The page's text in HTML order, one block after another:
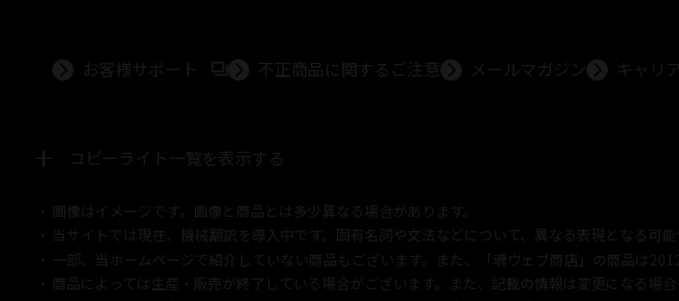
お客様サポート 外部サイトへ（新しいタブで開きます）
不正商品に関するご注意 メールマガジン キャリ
コピーライト一覧を表示する
©ダイナミック企画 ©石森プロ・東映 ©創通・サンライズ © 東映 © 東映アニメーション
©ダイナミック企画・東映アニメーション ©創通・サンライズ・MBS © DANCOUGA Partner ©カラー
©バード・スタジオ/集英社・東映アニメーション © YAMASA ©車田正美/集英社・東映アニメーション
© 1988 マッシュルーム/アキラ製作委員会
© BANDAI 2002 © DAITOGIKEN,INC.© NET© オリンピ
画像はイメージです。画像と商品とは多少異なる場合があります。
当サイトでは現在、機械翻訳を導入中です。固有名詞や文法などについて、異なる表現となる可
一部、当ホームページで紹介していない商品もございます。また、「魂ウェブ商店」の商品は
商品によっては生産・販売が終了している場合がございます。また、記載の情報は変更になる場合